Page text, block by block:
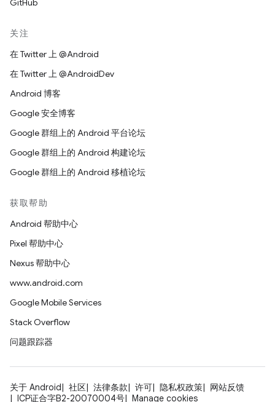
GitHub
关注
在 Twitter 上 @Android
在 Twitter 上 @AndroidDev
Android 博客
Google 安全博客
Google 群组上的 Android 平台论坛
Google 群组上的 Android 构建论坛
Google 群组上的 Android 移植论坛
获取帮助
Android 帮助中心
Pixel 帮助中心
Nexus 帮助中心
www.android.com
Google Mobile Services
Stack Overflow
问题跟踪器
关于 Android 社区 法律条款 许可 隐私权政策
网站反馈
ICP证合字B2-20070004号
Manage cookies